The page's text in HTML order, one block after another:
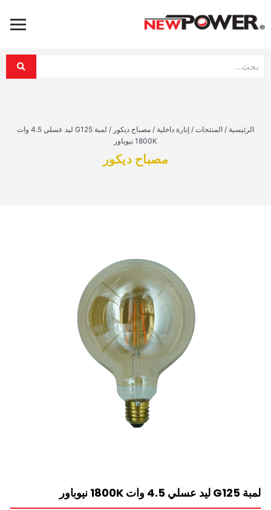
الرئيسية / المنتجات / إنارة داخلية / مصباح ديكور /
لمبة G125 ليد عسلي 4.5 وات
1800K نيوباور
مصباح ديكور
لمبة G125 ليد عسلي 4.5 وات 1800K نيوباور